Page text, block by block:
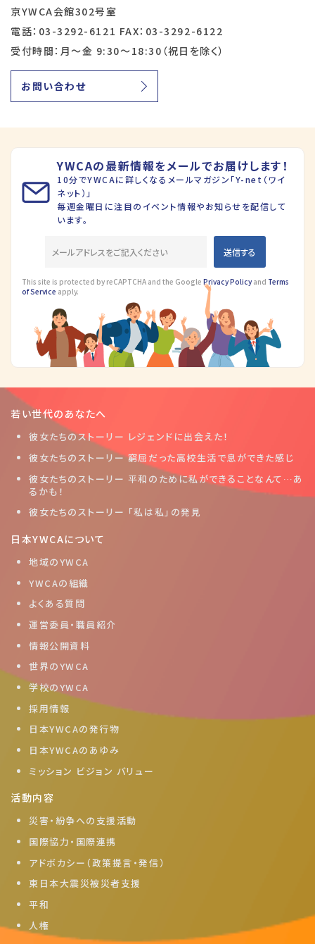
京YWCA会館302号室
電話：03-3292-6121 FAX：03-3292-6122
受付時間：月～金 9:30～18:30（祝日を除く）
お問い合わせ
YWCAの最新情報をメールでお届けします！
10分でYWCAに詳しくなるメールマガジン「Y-net（ワイ
ネット）」
毎週金曜日に注目のイベント情報やお知らせを配信して
います。
This site is protected by reCAPTCHA and the Google Privacy Policyand Terms
of Service apply.
若い世代のあなたへ
彼女たちのストーリー レジェンドに出会えた！
彼女たちのストーリー 窮屈だった高校生活で息ができた感じ
彼女たちのストーリー 平和のために私ができることなんて…あ
るかも！
彼女たちのストーリー 「私は私」の発見
日本YWCAについて
地域のYWCA
YWCAの組織
よくある質問
運営委員・職員紹介
情報公開資料
世界のYWCA
学校のYWCA
採用情報
日本YWCAの発行物
日本YWCAのあゆみ
ミッション ビジョン バリュー
活動内容
災害・紛争への支援活動
国際協力・国際連携
アドボカシー（政策提言・発信）
東日本大震災被災者支援
平和
人権